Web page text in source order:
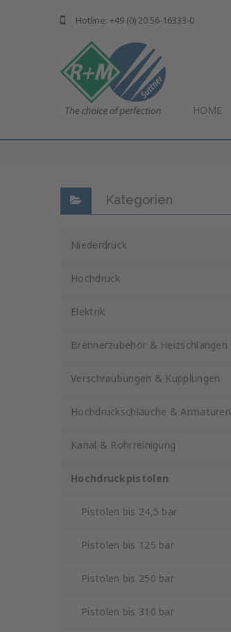
Hotline: +49 (0) 20 56-16333-0
HOME
Kategorien
Niederdruck
Hochdruck
Elektrik
Brennerzubehör & Heizschlangen
Verschraubungen & Kupplungen
Hochdruckschläuche & Armaturen
Kanal & Rohrreinigung
Hochdruckpistolen
Pistolen bis 24,5 bar
Pistolen bis 125 bar
Pistolen bis 250 bar
Pistolen bis 310 bar